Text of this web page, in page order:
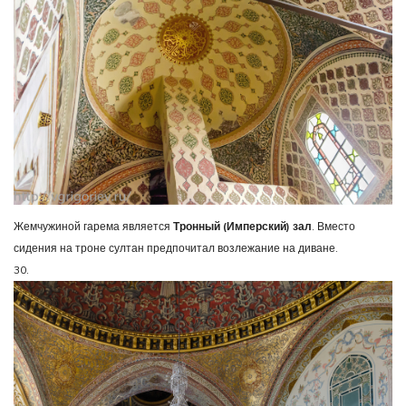
Жемчужиной гарема является Тронный (Имперский) зал . Вместо
сидения на троне султан предпочитал возлежание на диване.
30.